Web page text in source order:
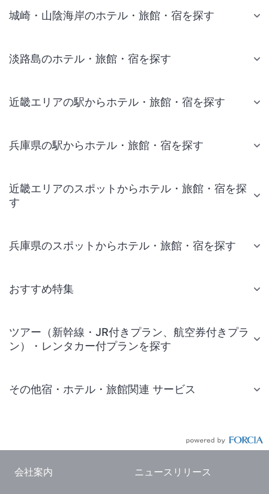
城崎・山陰海岸のホテル・旅館・宿を探す
淡路島のホテル・旅館・宿を探す
近畿エリアの駅からホテル・旅館・宿を探す
兵庫県の駅からホテル・旅館・宿を探す
近畿エリアのスポットからホテル・旅館・宿を探
す
兵庫県のスポットからホテル・旅館・宿を探す
おすすめ特集
ツアー（新幹線・JR付きプラン、航空券付きプラ
ン）・レンタカー付プランを探す
その他宿・ホテル・旅館関連 サービス
会社案内 ニュースリリース